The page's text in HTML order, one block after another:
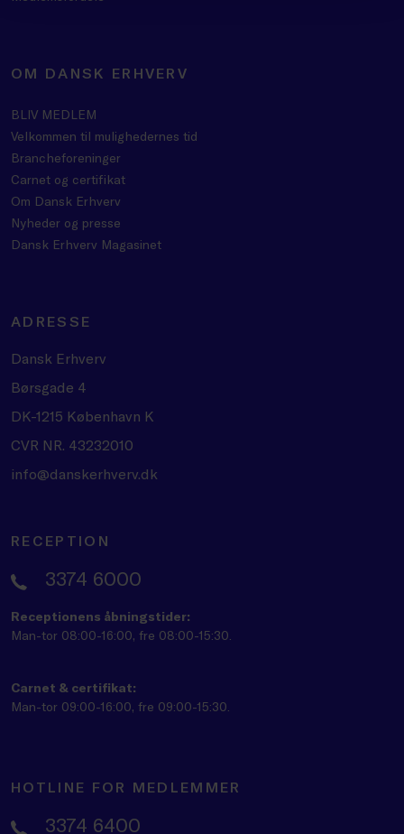
OM DANSK ERHVERV
BLIV MEDLEM
Velkommen til mulighedernes tid
Brancheforeninger
Carnet og certifikat
Om Dansk Erhverv
Nyheder og presse
Dansk Erhverv Magasinet
ADRESSE
Dansk Erhverv
Børsgade 4
DK-1215 København K
CVR NR. 43232010
info@danskerhverv.dk
RECEPTION
3374 6000
Receptionens åbningstider:
Man-tor 08:00-16:00, fre 08:00-15:30.
Carnet & certifikat:
Man-tor 09:00-16:00, fre 09:00-15:30.
HOTLINE FOR MEDLEMMER
3374 6400